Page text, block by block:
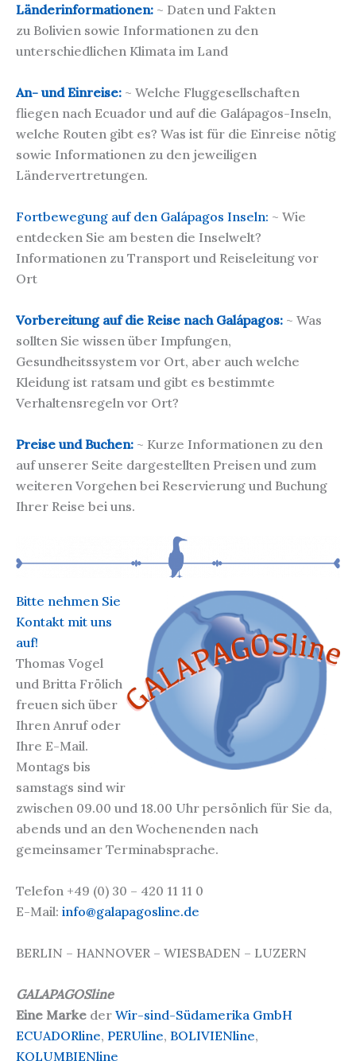
Länderinformationen: ~ Daten und Fakten
zu Bolivien sowie Informationen zu den
unterschiedlichen Klimata im Land
An- und Einreise: ~ Welche Fluggesellschaften
fliegen nach Ecuador und auf die Galápagos-Inseln,
welche Routen gibt es? Was ist für die Einreise nötig
sowie Informationen zu den jeweiligen
Ländervertretungen.
Fortbewegung auf den Galápagos Inseln: ~ Wie
entdecken Sie am besten die Inselwelt?
Informationen zu Transport und Reiseleitung vor
Ort
Vorbereitung auf die Reise nach Galápagos: ~ Was
sollten Sie wissen über Impfungen,
Gesundheitssystem vor Ort, aber auch welche
Kleidung ist ratsam und gibt es bestimmte
Verhaltensregeln vor Ort?
Preise und Buchen: ~ Kurze Informationen zu den
auf unserer Seite dargestellten Preisen und zum
weiteren Vorgehen bei Reservierung und Buchung
Ihrer Reise bei uns.
Bitte nehmen Sie
Kontakt mit uns
auf!
Thomas Vogel
und Britta Frölich
freuen sich über
Ihren Anruf oder
Ihre E-Mail.
Montags bis
samstags sind wir
zwischen 09.00 und 18.00 Uhr persönlich für Sie da,
abends und an den Wochenenden nach
gemeinsamer Terminabsprache.
Telefon +49 (0) 30 – 420 11 11 0
E-Mail: info@galapagosline.de
BERLIN – HANNOVER – WIESBADEN – LUZERN
GALAPAGOSline
Eine Marke der Wir-sind-Südamerika GmbH
ECUADORline, PERUline, BOLIVIENline,
KOLUMBIENline